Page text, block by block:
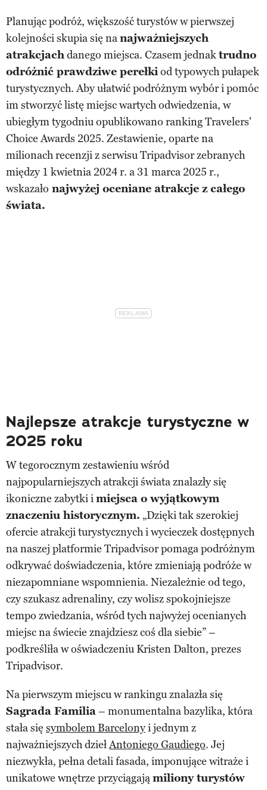
Planując podróż, większość turystów w pierwszej
kolejności skupia się nanajważniejszych
atrakcjachdanego miejsca. Czasem jednaktrudno
odróżnić prawdziwe perełkiod typowych pułapek
turystycznych. Aby ułatwić podróżnym wybór i pomóc
im stworzyć listę miejsc wartych odwiedzenia, w
ubiegłym tygodniu opublikowano ranking Travelers'
Choice Awards 2025. Zestawienie, oparte na
milionach recenzji z serwisu Tripadvisor zebranych
między 1 kwietnia 2024 r. a 31 marca 2025 r.,
wskazało najwyżej oceniane atrakcje z całego
świata.
Najlepsze atrakcje turystyczne w
2025 roku
W tegorocznym zestawieniu wśród
najpopularniejszych atrakcji świata znalazły się
ikoniczne zabytki imiejsca o wyjątkowym
znaczeniu historycznym. „Dzięki tak szerokiej
ofercie atrakcji turystycznych i wycieczek dostępnych
na naszej platformie Tripadvisor pomaga podróżnym
odkrywać doświadczenia, które zmieniają podróże w
niezapomniane wspomnienia. Niezależnie od tego,
czy szukasz adrenaliny, czy wolisz spokojniejsze
tempo zwiedzania, wśród tych najwyżej ocenianych
miejsc na świecie znajdziesz coś dla siebie” –
podkreśliła w oświadczeniu Kristen Dalton, prezes
Tripadvisor.
Na pierwszym miejscu w rankingu znalazła się
Sagrada Familia– monumentalna bazylika, która
stała się symbolem Barcelonyi jednym z
najważniejszych dziełAntoniego Gaudiego. Jej
niezwykła, pełna detali fasada, imponujące witraże i
unikatowe wnętrze przyciągająmiliony turystów